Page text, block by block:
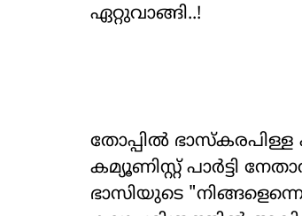
ഏറ്റുവാങ്ങി..!
തോപ്പില്‍
കമ്യൂണിസ്റ്റ് പാര്‍ട്ടി
ഭാസിയുടെ